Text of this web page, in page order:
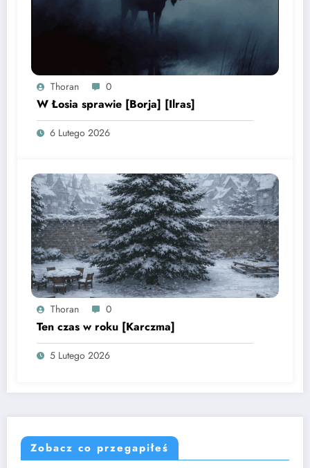
Thoran 0
W Łosia sprawie [Borja] [Ilras]
6 Lutego 2026
Thoran 0
Ten czas w roku [Karczma]
5 Lutego 2026
Zobacz co przegapiłeś